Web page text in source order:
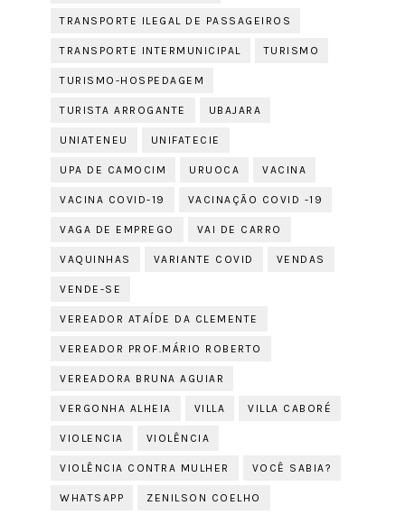
TRANSPORTE ILEGAL DE PASSAGEIROS
TRANSPORTE INTERMUNICIPAL TURISMO
TURISMO-HOSPEDAGEM
TURISTA ARROGANTE UBAJARA
UNIATENEU UNIFATECIE
UPA DE CAMOCIM URUOCA VACINA
VACINA COVID-19 VACINAÇÃO COVID -19
VAGA DE EMPREGO VAI DE CARRO
VAQUINHAS VARIANTE COVID VENDAS
VENDE-SE
VEREADOR ATAÍDE DA CLEMENTE
VEREADOR PROF.MÁRIO ROBERTO
VEREADORA BRUNA AGUIAR
VERGONHA ALHEIA VILLA VILLA CABORÉ
VIOLENCIA VIOLÊNCIA
VIOLÊNCIA CONTRA MULHER VOCÊ SABIA?
WHATSAPP ZENILSON COELHO